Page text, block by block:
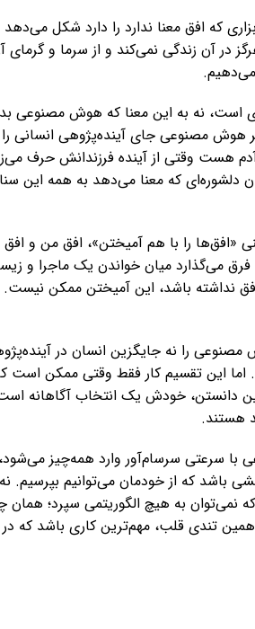
که افق معنا ندارد را دارد شکل می‌دهد
در آن زندگی نمی‌کند و از سرما و گرمای
نه به این معنا که هوش مصنوعی بد
هوش مصنوعی جای آینده‌پژوهی انسانی
هست وقتی از آینده فرزندانش حرف
دلشوره‌ای که معنا می‌دهد به همه این
«افق‌ها را با هم آمیختن»، افق من و
می‌گذارد میان خواندن یک ماجرا و
نداشته باشد، این آمیختن ممکن نیست.
را نه جایگزین انسان در
اما این تقسیم کار فقط وقتی ممکن است
دانستن، خودش یک انتخاب آگاهانه است
هستند.
سرعتی سرسام‌آور وارد همه‌چیز
باشد که از خودمان می‌توانیم بپرسیم.
نمی‌توان به هیچ الگوریتمی سپرد؛ همان
تندی قلب، مهم‌ترین کاری باشد که در